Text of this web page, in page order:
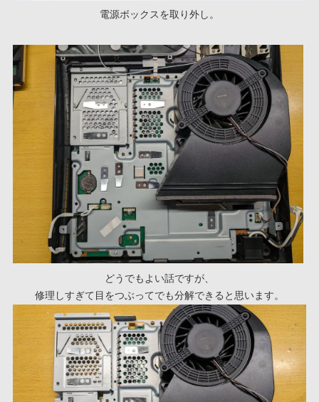
電源ボックスを取り外し。
どうでもよい話ですが、
修理しすぎて目をつぶってでも分解できると思います。